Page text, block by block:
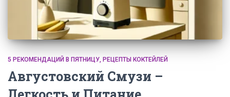
5 РЕКОМЕНДАЦИЙ В ПЯТНИЦУ РЕЦЕПТЫ КОКТЕЙЛЕЙ
Августовский Смузи –